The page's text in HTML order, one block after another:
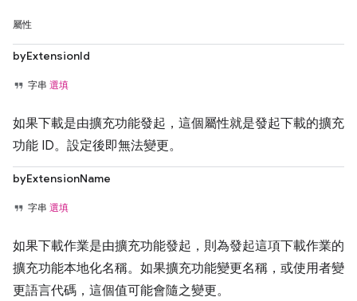
屬性
byExtensionId
字串 選填
如果下載是由擴充功能發起，這個屬性就是發起下載的擴充
功能 ID。設定後即無法變更。
byExtensionName
字串 選填
如果下載作業是由擴充功能發起，則為發起這項下載作業的
擴充功能本地化名稱。如果擴充功能變更名稱，或使用者變
更語言代碼，這個值可能會隨之變更。